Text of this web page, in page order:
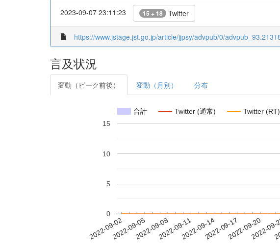
2023-09-07 23:11:23 15 + 18 Twitter
https://www.jstage.jst.go.jp/article/jjpsy/advpub/0/
言及状況
変動（ピーク前後） 変動（月別） 分布
合計 Twitter (通常) Twitter (RT)
2022-09-022022-09-052022-09-082022-09-112022-09-142022-09-172022-09-20
2022-
0
5
10
15